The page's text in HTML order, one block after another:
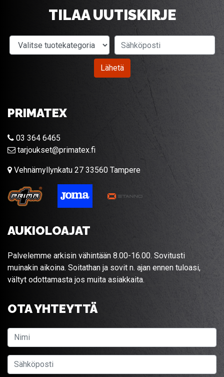
TILAA UUTISKIRJE
Valitse tuotekategoria
Lähetä
PRIMATEX
03 364 6465
tarjoukset@primatex.fi
Vehnämyllynkatu 27 33560 Tampere
AUKIOLOAJAT
Palvelemme arkisin vähintään 8.00-16.00. Sovitusti
muinakin aikoina. Soitathan ja sovit n. ajan ennen tuloasi,
vältyt odottamasta jos muita asiakkaita.
OTA YHTEYTTÄ